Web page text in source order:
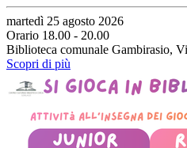
martedì 25 agosto 2026
Orario 18.00 - 20.00
Biblioteca comunale Gambirasio,
Scopri di più